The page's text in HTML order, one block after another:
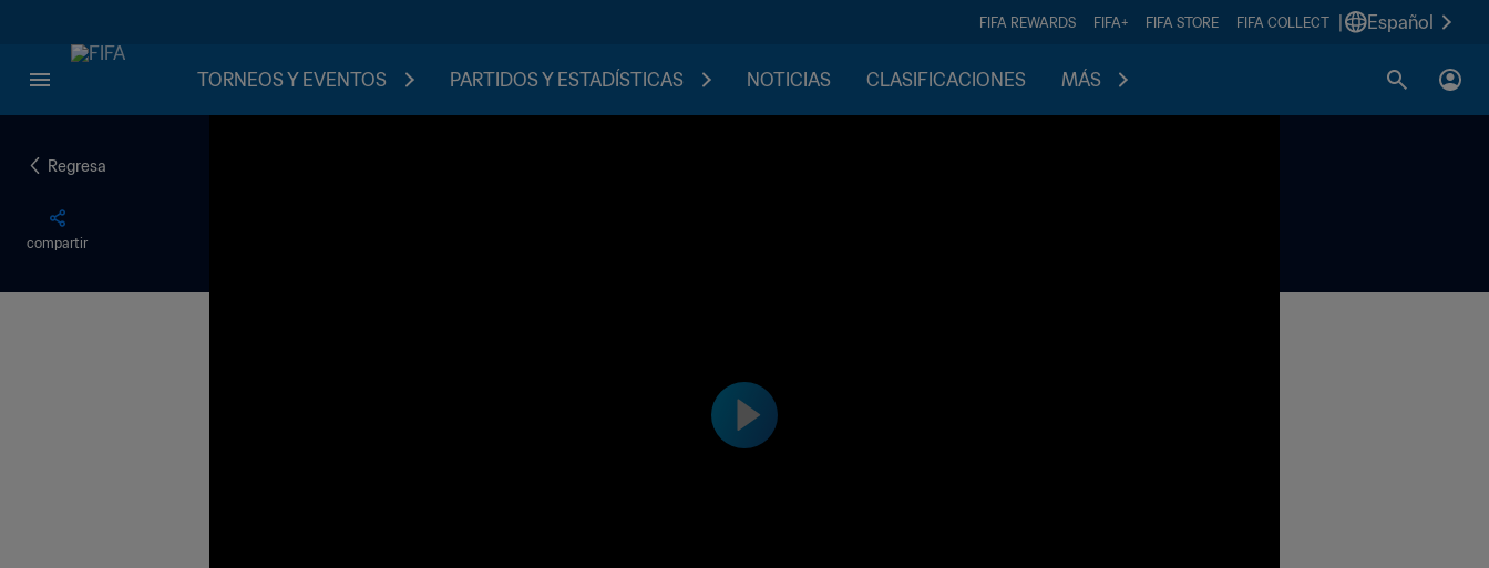
FIFA REWARDS FIFA+ FIFA STORE FIFA COLLECT Español
TORNEOS Y EVENTOS PARTIDOS Y ESTADÍSTICAS NOTICIAS CLASIFICACIONES MÁS
Regresa
compartir